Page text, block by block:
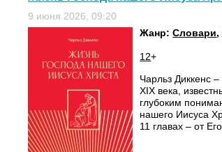
9 июня 2026, 09:20
Жанр:Словари,
12+
Чарльз Диккенс
XIX века,
глубоким
нашего Иисуса
11 главах – от